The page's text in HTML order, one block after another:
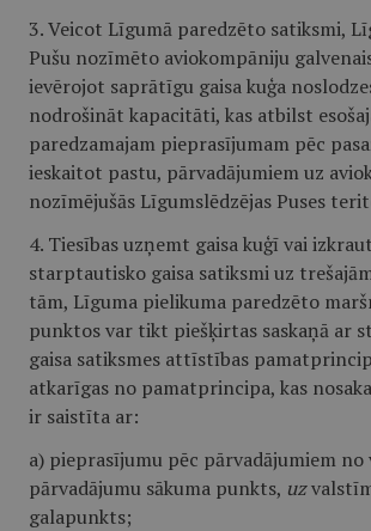
3. Veicot Līgumā paredzēto satiksmi,
Pušu nozīmēto aviokompāniju
ievērojot saprātīgu gaisa kuģa
nodrošināt kapacitāti, kas atbilst
paredzamajam pieprasījumam pēc
ieskaitot pastu, pārvadājumiem uz
nozīmējušās Līgumslēdzējas Puses
4. Tiesības uzņemt gaisa kuģī vai
starptautisko gaisa satiksmi uz
tām, Līguma pielikuma paredzēto
punktos var tikt piešķirtas saskaņā ar
gaisa satiksmes attīstības
atkarīgas no pamatprincipa, kas
ir saistīta ar:
a) pieprasījumu pēc pārvadājumiem
pārvadājumu sākuma punkts, uz
galapunkts;